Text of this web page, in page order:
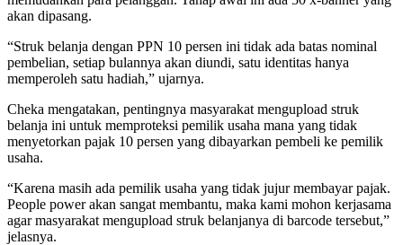
akan dipasang.
“Struk belanja dengan PPN 10 persen ini tidak ada batas nominal
pembelian, setiap bulannya akan diundi, satu identitas hanya
memperoleh satu hadiah,” ujarnya.
Cheka mengatakan, pentingnya masyarakat mengupload struk
belanja ini untuk memproteksi pemilik usaha mana yang tidak
menyetorkan pajak 10 persen yang dibayarkan pembeli ke pemilik
usaha.
“Karena masih ada pemilik usaha yang tidak jujur membayar pajak.
People power akan sangat membantu, maka kami mohon kerjasama
agar masyarakat mengupload struk belanjanya di barcode tersebut,”
jelasnya.